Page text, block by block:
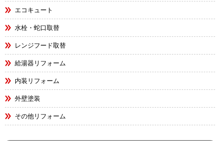
エコキュート
水栓・蛇口取替
レンジフード取替
給湯器リフォーム
内装リフォーム
外壁塗装
その他リフォーム